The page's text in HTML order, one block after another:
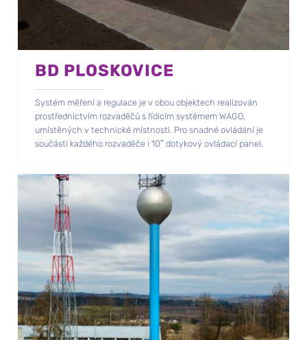
BD PLOSKOVICE
Systém měření a regulace je v obou objektech realizován
prostřednictvím rozvaděčů s řídicím systémem WAGO,
umístěných v technické místnosti. Pro snadné ovládání je
součástí každého rozvaděče i 10″ dotykový ovládací panel.